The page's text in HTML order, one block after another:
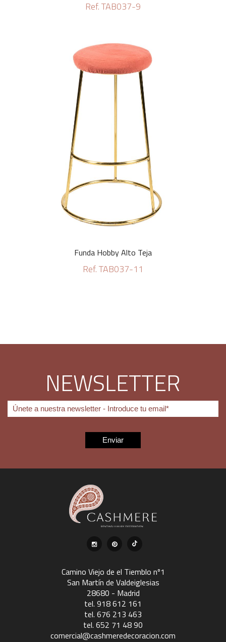
Ref. TAB037-9
Funda Hobby Alto Teja
Ref. TAB037-11
NEWSLETTER
Camino Viejo de el Tiemblo nº1
San Martín de Valdeiglesias
28680 - Madrid
tel. 918 612 161
tel. 676 213 463
tel. 652 71 48 90
comercial@cashmeredecoracion.com